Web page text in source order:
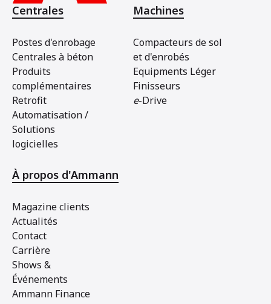
Centrales
Postes d'enrobage
Centrales à béton
Produits
complémentaires
Retrofit
Automatisation /
Solutions
logicielles
Machines
Compacteurs de sol
et d'enrobés
Equipments Léger
Finisseurs
e-Drive
À propos d'Ammann
Magazine clients
Actualités
Contact
Carrière
Shows &
Événements
Ammann Finance